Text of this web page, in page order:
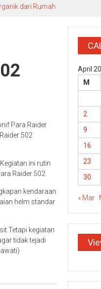
dari Rumah
Para Raider
502
ini rutin
Raider 502.
kendaraan
helm standar
kegiatan
tidak tejadi
April
M
2
9
16
23
30
« Mar